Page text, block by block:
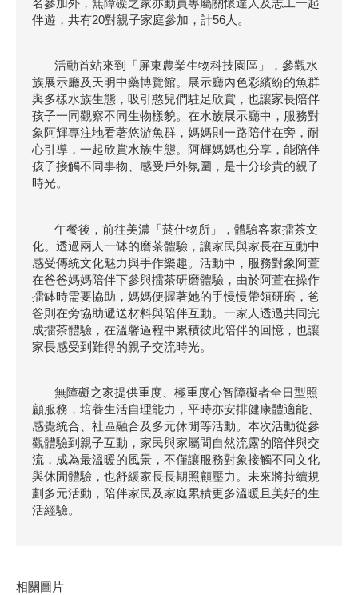
名參加外，無障礙之家亦動員專屬關懷達人及志工一起
伴遊，共有20對親子家庭參加，計56人。
活動首站來到「屏東農業生物科技園區」，參觀水
族展示廳及天明中藥博覽館。展示廳內色彩繽紛的魚群
與多樣水族生態，吸引憨兒們駐足欣賞，也讓家長陪伴
孩子一同觀察不同生物樣貌。在水族展示廳中，服務對
象阿輝專注地看著悠游魚群，媽媽則一路陪伴在旁，耐
心引導，一起欣賞水族生態。阿輝媽媽也分享，能陪伴
孩子接觸不同事物、感受戶外氛圍，是十分珍貴的親子
時光。
午餐後，前往美濃「菸仕物所」，體驗客家擂茶文
化。透過兩人一缽的磨茶體驗，讓家民與家長在互動中
感受傳統文化魅力與手作樂趣。活動中，服務對象阿萱
在爸爸媽媽陪伴下參與擂茶研磨體驗，由於阿萱在操作
擂缽時需要協助，媽媽便握著她的手慢慢帶領研磨，爸
爸則在旁協助遞送材料與陪伴互動。一家人透過共同完
成擂茶體驗，在溫馨過程中累積彼此陪伴的回憶，也讓
家長感受到難得的親子交流時光。
無障礙之家提供重度、極重度心智障礙者全日型照
顧服務，培養生活自理能力，平時亦安排健康體適能、
感覺統合、社區融合及多元休閒等活動。本次活動從參
觀體驗到親子互動，家民與家屬間自然流露的陪伴與交
流，成為最溫暖的風景，不僅讓服務對象接觸不同文化
與休閒體驗，也舒緩家長長期照顧壓力。未來將持續規
劃多元活動，陪伴家民及家庭累積更多溫暖且美好的生
活經驗。
相關圖片